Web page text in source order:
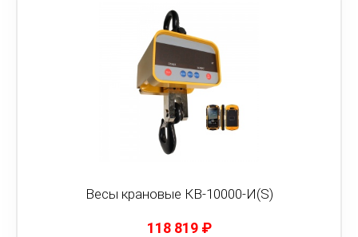
Весы крановые КВ-10000-И(S)
118 819 ₽